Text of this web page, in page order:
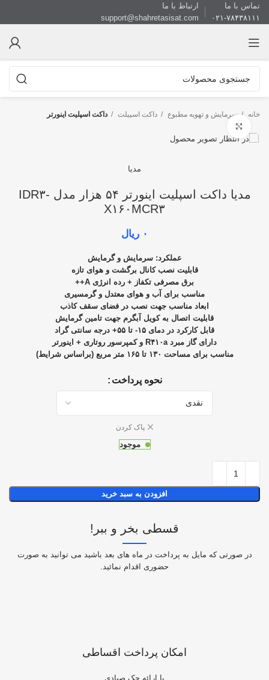
تماس با ما
۰۲۱-۷۸۴۳۸۱۱۱
ارتباط با ما
support@shahretasisat.com
خانه سرمایش و تهویه مطبوع داکت اسپیلت داکت اسپلیت اینورتر
مدیا
مدیا داکت اسپلیت اینورتر ۵۴ هزار مدل IDR۳-
X۱۶۰MCR۳
۰ ریال
عملکرد: سرمايش و گرمایش
قابلیت نصب کانال برگشت و هوای تازه
برق مصرفی تکفاز + رده انرژی A++
مناسب برای آب و هوای معتدل و گرمسیری
ابعاد مناسب جهت نصب در فضای سقف کاذب
قابلیت اتصال به کویل آبگرم جهت تامین گرمایش
قابل کارکرد در دمای ۱۵- تا ۵۵+ درجه سانتی گراد
دارای گاز مبرد R۴۱۰a و کمپرسور روتاری + اینورتر
مناسب برای مساحت ۱۳۰ تا ۱۶۵ متر مربع (براساس شرایط)
نحوه پرداخت
پاک کردن
موجود
افزودن به سبد خرید
قسطی بخر و ببر!
در صورتی که مایل به پرداخت در ماه های بعد باشید می توانید به صورت
حضوری اقدام نمائید.
امکان پرداخت اقساطی
با ارائه چک صیادی